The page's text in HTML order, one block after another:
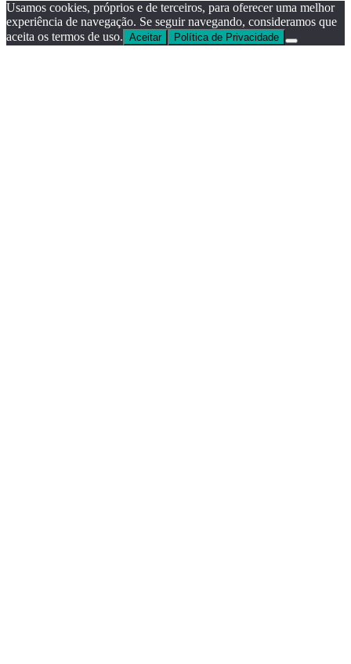
Usamos cookies, próprios e de terceiros, para oferecer uma melhor
experiência de navegação. Se seguir navegando, consideramos que
aceita os termos de uso. Aceitar Política de Privacidade